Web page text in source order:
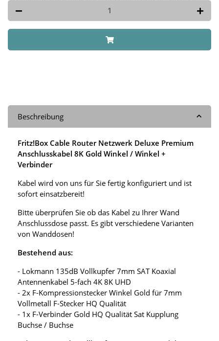
Beschreibung
Fritz!Box Cable Router Netzwerk Deluxe Premium
Anschlusskabel 8K Gold Winkel / Winkel +
Verbinder
Kabel wird von uns für Sie fertig konfiguriert und ist
sofort einsatzbereit!
Bitte überprüfen Sie ob das Kabel zu Ihrer Wand
Anschlussdose passt. Es gibt verschiedene Varianten
von Wanddosen!
Bestehend aus:
- Lokmann 135dB Vollkupfer 7mm SAT Koaxial
Antennenkabel 5-fach 4K 8K UHD
- 2x F-Kompressionstecker Winkel Gold für 7mm
Vollmetall F-Stecker HQ Qualität
- 1x F-Verbinder Gold HQ Qualität Sat Kupplung
Buchse / Buchse